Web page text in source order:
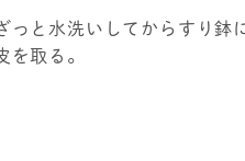
っと水洗いしてからすり
を取る。